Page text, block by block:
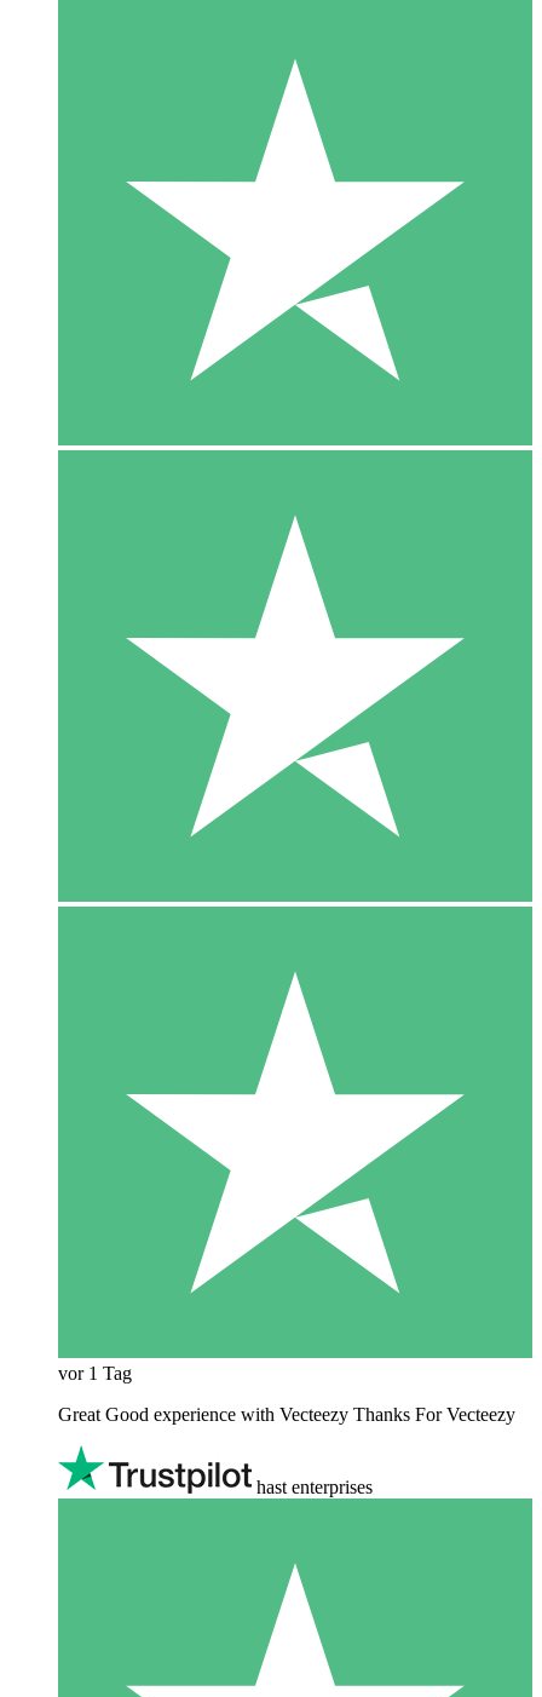
vor 1 Tag
Great Good experience with Vecteezy Thanks For Vecteezy
hast enterprises